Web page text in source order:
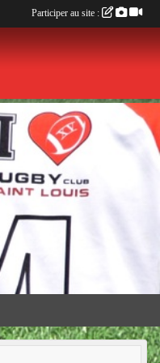
Participer au site :